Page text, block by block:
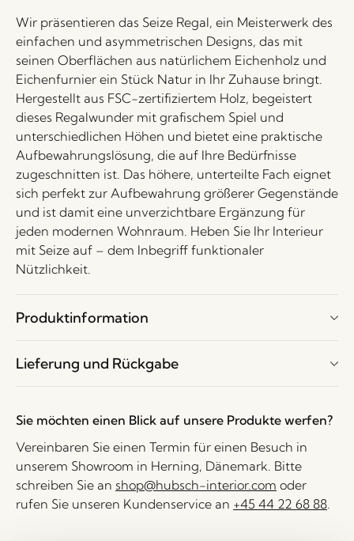
Wir präsentieren das Seize Regal, ein Meisterwerk des
einfachen und asymmetrischen Designs, das mit
seinen Oberflächen aus natürlichem Eichenholz und
Eichenfurnier ein Stück Natur in Ihr Zuhause bringt.
Hergestellt aus FSC-zertifiziertem Holz, begeistert
dieses Regalwunder mit grafischem Spiel und
unterschiedlichen Höhen und bietet eine praktische
Aufbewahrungslösung, die auf Ihre Bedürfnisse
zugeschnitten ist. Das höhere, unterteilte Fach eignet
sich perfekt zur Aufbewahrung größerer Gegenstände
und ist damit eine unverzichtbare Ergänzung für
jeden modernen Wohnraum. Heben Sie Ihr Interieur
mit Seize auf – dem Inbegriff funktionaler
Nützlichkeit.
Produktinformation
Lieferung und Rückgabe
Sie möchten einen Blick auf unsere Produkte werfen?
Vereinbaren Sie einen Termin für einen Besuch in
unserem Showroom in Herning, Dänemark. Bitte
schreiben Sie an shop@hubsch-interior.com oder
rufen Sie unseren Kundenservice an +45 44 22 68 88.